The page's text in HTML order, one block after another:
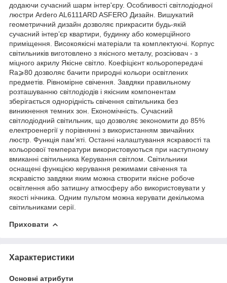
додаючи сучасний шарм інтер'єру. Особливості світлодіодної
люстри Ardero AL6111ARD ASFERO Дизайн. Вишукатий
геометричний дизайн дозволяє прикрасити будь-якій
сучасний інтер’єр квартири, будинку або комерційного
приміщення. Високоякісні матеріали та комплектуючі. Корпус
світильників виготовлено з якісного металу, розсіювач - з
міцного акрилу Якісне світло. Коефіцієнт кольоропередачі
Ra⩾80 дозволяє бачити природні кольори освітлених
предметів. Рівномірне свічення. Завдяки правильному
розташуванню світлодіодів і якісним компонентам
зберігається однорідність свічення світильника без
виникнення темних зон. Економічність. Сучасний
світлодіодний світильник, що дозволяє зекономити до 85%
електроенергії у порівнянні з використанням звичайних
люстр. Функція пам’яті. Останні налаштування яскравості та
кольорової температури використовуються при наступному
вмиканні світильника Керування світлом. Світильники
оснащені функцією керування режимами свічення та
яскравістю завдяки яким можна створити якісне робоче
освітлення або затишну атмосферу або використовувати у
якості нічника. Одним пультом можна керувати декількома
світильниками серії.
Приховати
Характеристики
Основні атрибути